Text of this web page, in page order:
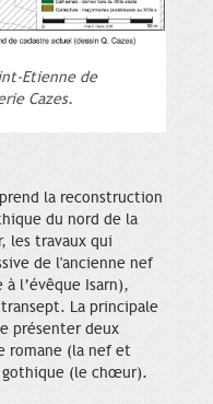
Etienne de
Cazes.
la reconstruction
du nord de la
les travaux qui
de l'ancienne nef
l’évêque Isarn),
La principale
présenter deux
romane (la nef et
gothique (le chœur).